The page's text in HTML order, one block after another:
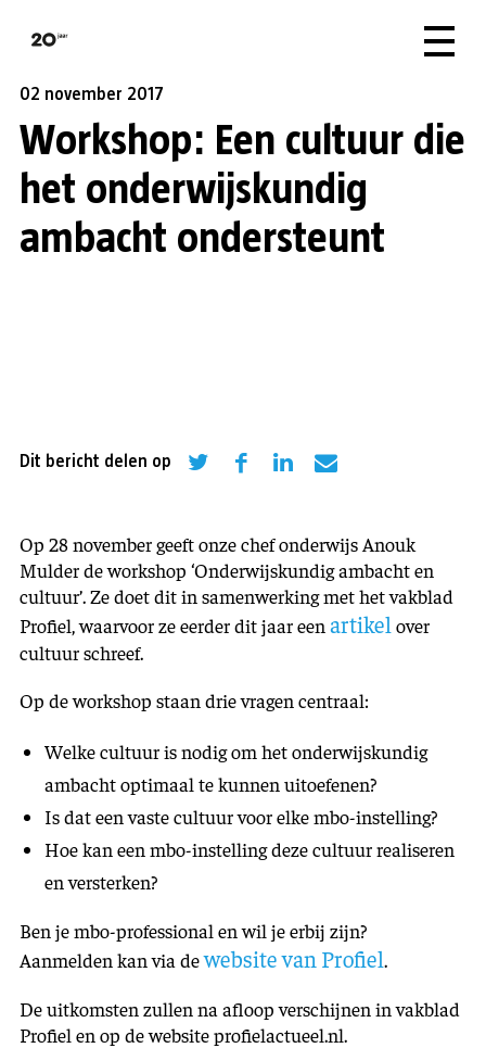
02 november 2017
Workshop: Een cultuur die
het onderwijskundig
ambacht ondersteunt
Dit bericht delen op
Op 28 november geeft onze chef onderwijs Anouk
Mulder de workshop ‘Onderwijskundig ambacht en
cultuur’. Ze doet dit in samenwerking met het vakblad
Profiel, waarvoor ze eerder dit jaar een artikel over
cultuur schreef.
Op de workshop staan drie vragen centraal:
Welke cultuur is nodig om het onderwijskundig
ambacht optimaal te kunnen uitoefenen?
Is dat een vaste cultuur voor elke mbo-instelling?
Hoe kan een mbo-instelling deze cultuur realiseren
en versterken?
Ben je mbo-professional en wil je erbij zijn?
Aanmelden kan via dewebsite van Profiel.
De uitkomsten zullen na afloop verschijnen in vakblad
Profiel en op de website profielactueel.nl.